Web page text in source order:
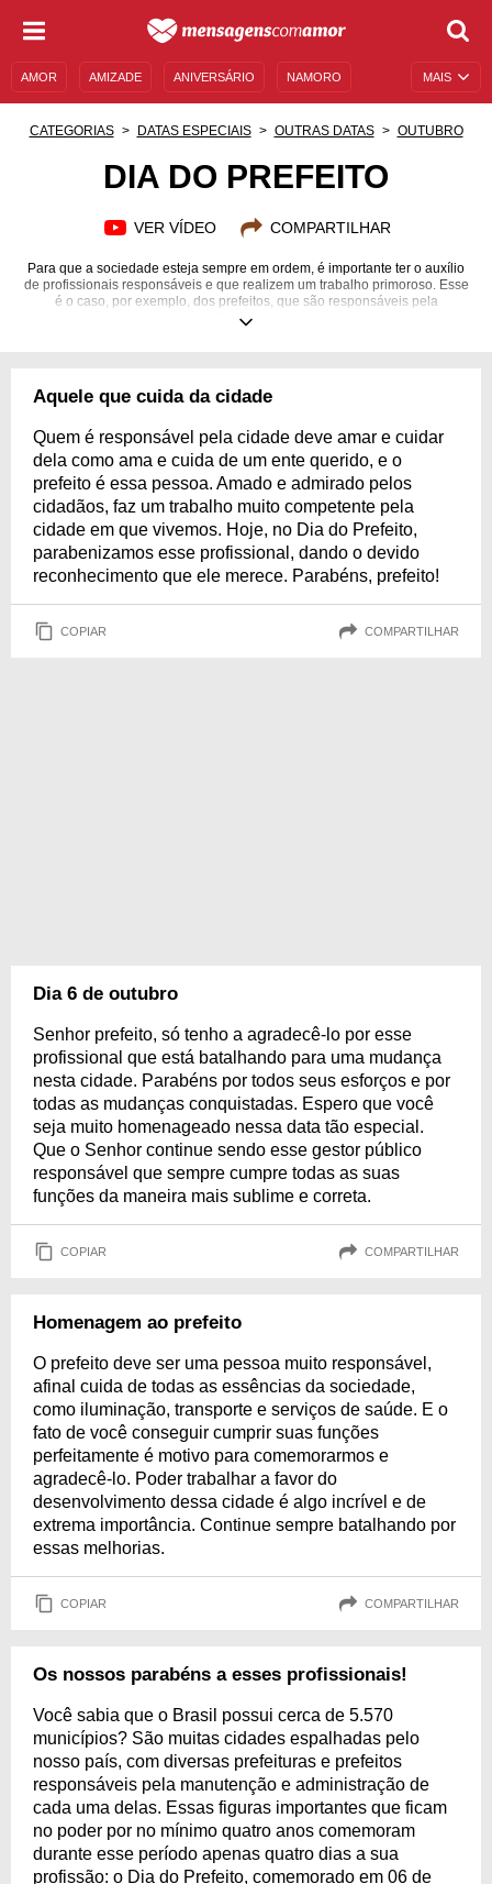
MAIS
AMOR AMIZADE ANIVERSÁRIO NAMORO
CATEGORIAS DATAS ESPECIAIS OUTRAS DATAS OUTUBRO
DIA DO PREFEITO
VER VÍDEO COMPARTILHAR
Para que a sociedade esteja sempre em ordem, é importante ter o auxílio
de profissionais responsáveis e que realizem um trabalho primoroso. Esse
é o caso, por exemplo, dos prefeitos, que são responsáveis pela
administração de um município. Pode parecer algo fácil, mas, na verdade,
data tem como principal objetivo reconhecer todo o serviço prestado por
Aquele que cuida da cidade
Quem é responsável pela cidade deve amar e cuidar
dela como ama e cuida de um ente querido, e o
prefeito é essa pessoa. Amado e admirado pelos
cidadãos, faz um trabalho muito competente pela
cidade em que vivemos. Hoje, no Dia do Prefeito,
parabenizamos esse profissional, dando o devido
reconhecimento que ele merece. Parabéns, prefeito!
COPIAR COMPARTILHAR
Dia 6 de outubro
Senhor prefeito, só tenho a agradecê-lo por esse
profissional que está batalhando para uma mudança
nesta cidade. Parabéns por todos seus esforços e por
todas as mudanças conquistadas. Espero que você
seja muito homenageado nessa data tão especial.
Que o Senhor continue sendo esse gestor público
responsável que sempre cumpre todas as suas
funções da maneira mais sublime e correta.
COPIAR COMPARTILHAR
Homenagem ao prefeito
O prefeito deve ser uma pessoa muito responsável,
afinal cuida de todas as essências da sociedade,
como iluminação, transporte e serviços de saúde. E o
fato de você conseguir cumprir suas funções
perfeitamente é motivo para comemorarmos e
agradecê-lo. Poder trabalhar a favor do
desenvolvimento dessa cidade é algo incrível e de
extrema importância. Continue sempre batalhando por
essas melhorias.
COPIAR COMPARTILHAR
Os nossos parabéns a esses profissionais!
Você sabia que o Brasil possui cerca de 5.570
municípios? São muitas cidades espalhadas pelo
nosso país, com diversas prefeituras e prefeitos
responsáveis pela manutenção e administração de
cada uma delas. Essas figuras importantes que ficam
no poder por no mínimo quatro anos comemoram
durante esse período apenas quatro dias a sua
profissão: o Dia do Prefeito, comemorado em 06 de